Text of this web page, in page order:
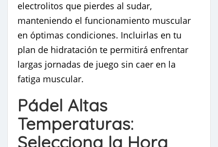
electrolitos que pierdes al sudar,
manteniendo el funcionamiento muscular
en óptimas condiciones. Incluirlas en tu
plan de hidratación te permitirá enfrentar
largas jornadas de juego sin caer en la
fatiga muscular.
Pádel Altas
Temperaturas:
Selecciona la Hora